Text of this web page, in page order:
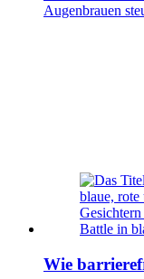
Augenbrauen
Wie